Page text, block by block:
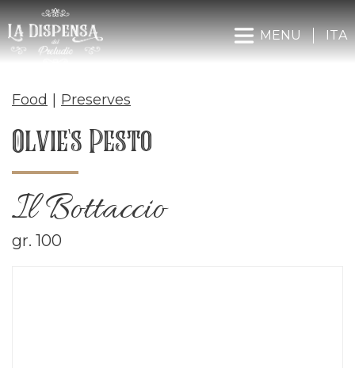
MENU ITA
Food Preserves
Olvie's Pesto
Il Bottaccio
gr. 100